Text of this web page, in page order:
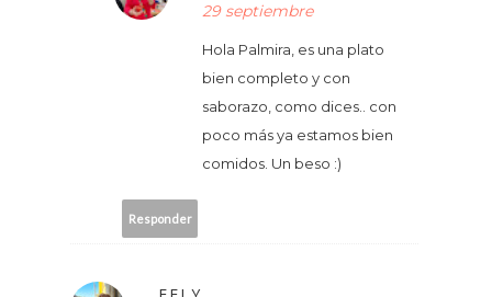
29 septiembre
Hola Palmira, es una plato
bien completo y con
saborazo, como dices.. con
poco más ya estamos bien
comidos. Un beso :)
Responder